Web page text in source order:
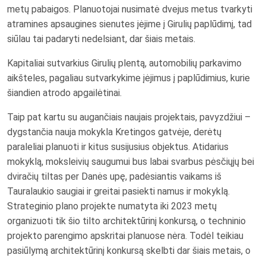
metų pabaigos. Planuotojai nusimatė dvejus metus tvarkyti
atramines apsaugines sienutes įėjime į Girulių paplūdimį, tad
siūlau tai padaryti nedelsiant, dar šiais metais.
Kapitaliai sutvarkius Girulių plentą, automobilių parkavimo
aikšteles, pagaliau sutvarkykime įėjimus į paplūdimius, kurie
šiandien atrodo apgailėtinai.
Taip pat kartu su augančiais naujais projektais, pavyzdžiui –
dygstančia nauja mokykla Kretingos gatvėje, derėtų
paraleliai planuoti ir kitus susijusius objektus. Atidarius
mokyklą, moksleivių saugumui bus labai svarbus pėsčiųjų bei
dviračių tiltas per Danės upę, padėsiantis vaikams iš
Tauralaukio saugiai ir greitai pasiekti namus ir mokyklą.
Strateginio plano projekte numatyta iki 2023 metų
organizuoti tik šio tilto architektūrinį konkursą, o techninio
projekto parengimo apskritai planuose nėra. Todėl teikiau
pasiūlymą architektūrinį konkursą skelbti dar šiais metais, o